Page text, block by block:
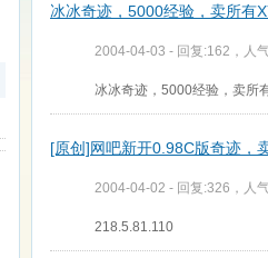
冰冰奇迹，5000经验，卖所有
2004-04-03 - 回复:162，人
冰冰奇迹，5000经验，卖所
[原创]网吧新开0.98C版奇迹，
2004-04-02 - 回复:326，人
218.5.81.110